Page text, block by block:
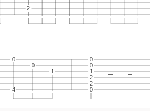
2
0
4
0
1
0
0
1
2
2
0